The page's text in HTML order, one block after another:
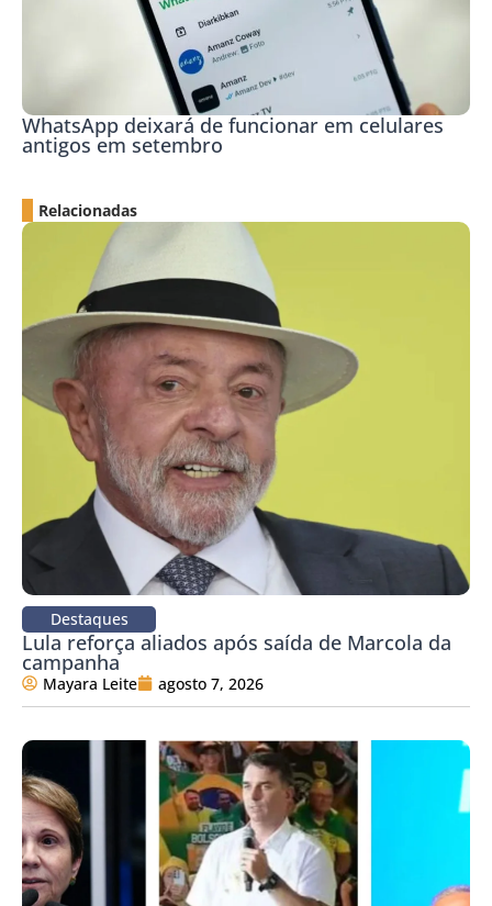
WhatsApp deixará de funcionar em celulares
antigos em setembro
Relacionadas
Destaques
Lula reforça aliados após saída de Marcola da
campanha
Mayara Leite agosto 7, 2026